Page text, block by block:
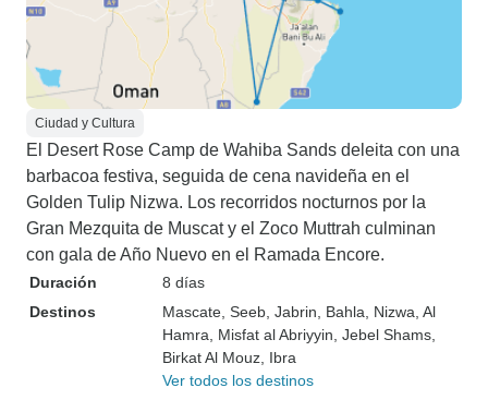
Ciudad y Cultura
El Desert Rose Camp de Wahiba Sands deleita con una
barbacoa festiva, seguida de cena navideña en el
Golden Tulip Nizwa. Los recorridos nocturnos por la
Gran Mezquita de Muscat y el Zoco Muttrah culminan
con gala de Año Nuevo en el Ramada Encore.
Duración
8 días
Destinos
Mascate , Seeb , Jabrin , Bahla , Nizwa , Al
Hamra , Misfat al Abriyyin , Jebel Shams
Birkat Al Mouz , Ibra
Ver todos los destinos